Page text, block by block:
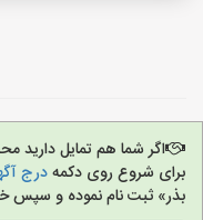
اگر شما هم تمایل دارید
برای شروع روی دکمهدرج
بذر» ثبت نام نموده و سپس